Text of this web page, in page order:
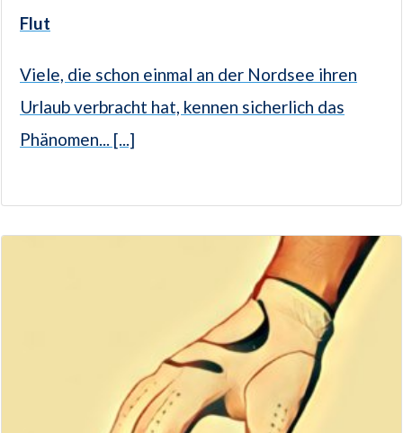
Flut
Viele, die schon einmal an der Nordsee ihren
Urlaub verbracht hat, kennen sicher­lich das
Phänomen... [...]